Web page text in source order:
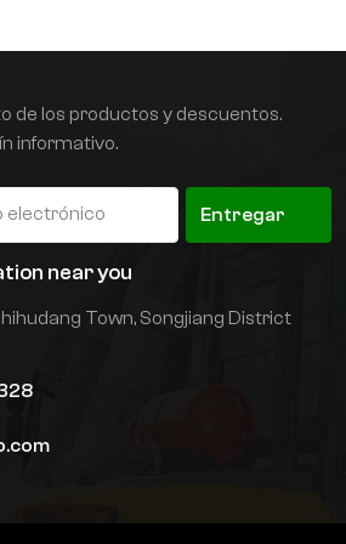
la
la
de
de los productos y descuentos.
informativo.
Entregar
near you
Town, Songjiang District